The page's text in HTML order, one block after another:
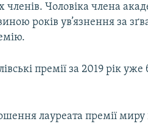
членів. Чоловіка члена
років ув’язнення за
премії за 2019 рік
лауреата премії миру